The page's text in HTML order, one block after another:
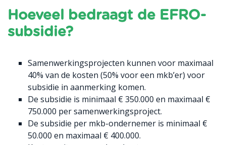
Hoeveel bedraagt de EFRO-
subsidie?
Samenwerkingsprojecten kunnen voor maximaal
40% van de kosten (50% voor een mkb’er) voor
subsidie in aanmerking komen.
De subsidie is minimaal € 350.000 en maximaal €
750.000 per samenwerkingsproject.
De subsidie per mkb-ondernemer is minimaal €
50.000 en maximaal € 400.000.